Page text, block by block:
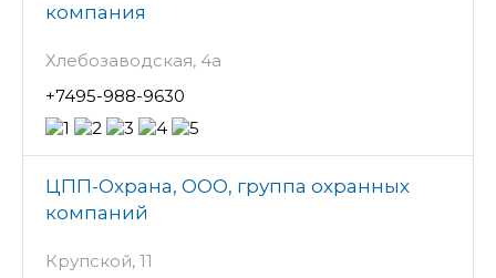
компания
Хлебозаводская, 4а
+7495-988-9630
ЦПП-Охрана, ООО, группа охранных
компаний
Крупской, 11